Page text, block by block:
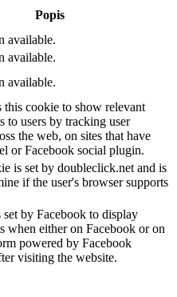
Popis
available.
available.
available.
this cookie to show relevant
to users by tracking user
the web, on sites that have
or Facebook social plugin.
is set by doubleclick.net and is
if the user's browser supports
by Facebook to display
when either on Facebook or on
powered by Facebook
visiting the website.